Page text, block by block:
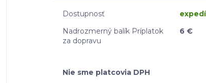
Dostupnosť
Nadrozmerný balík Príplatok
za dopravu
6 €
Nie sme platcovia DPH